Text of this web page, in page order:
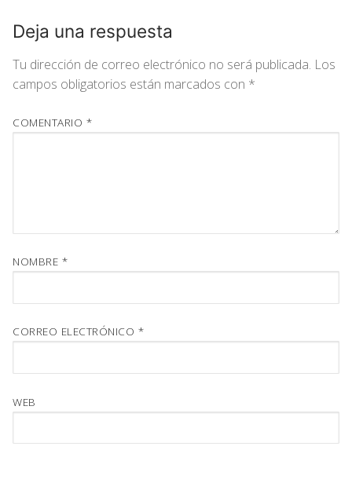
Deja una respuesta
Tu dirección de correo electrónico no será publicada. Los
campos obligatorios están marcados con *
COMENTARIO *
NOMBRE *
CORREO ELECTRÓNICO *
WEB